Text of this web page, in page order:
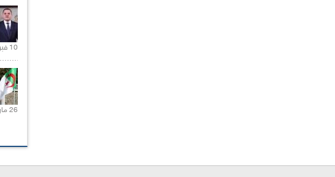
10 فبراير 2021 |
26 مارس 2021 |